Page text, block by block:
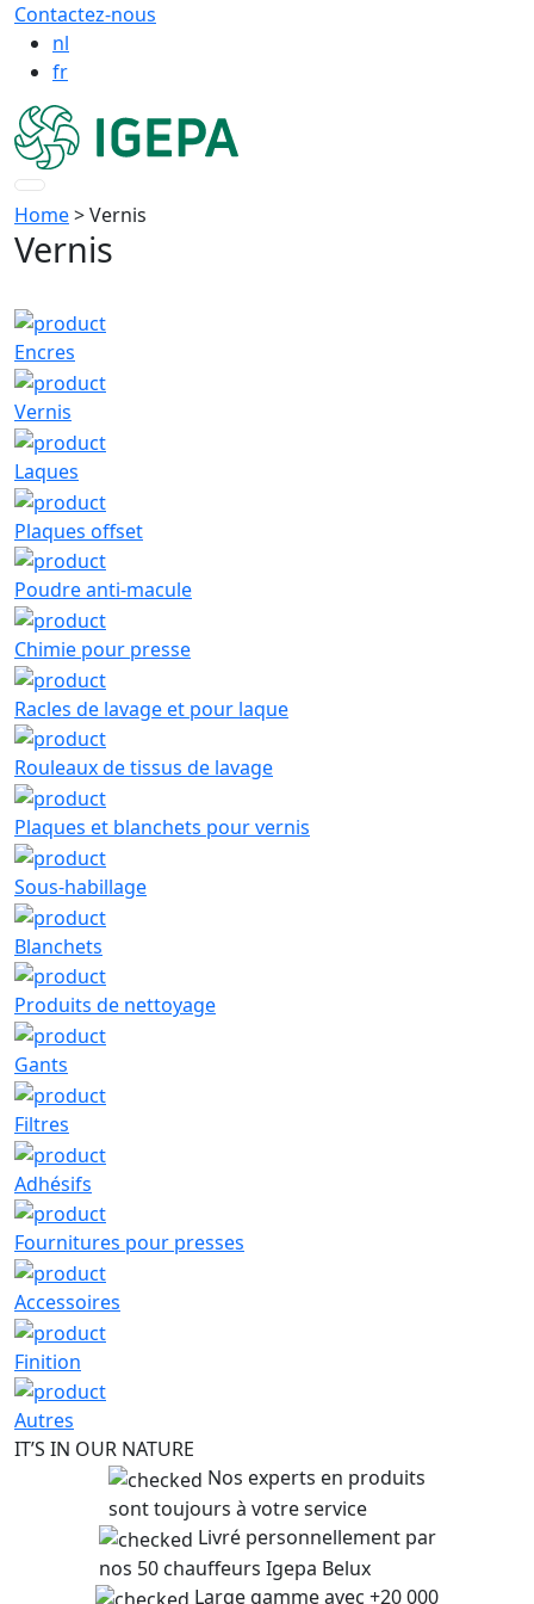
Contactez-nous
nl
fr
Home> Vernis
Vernis
Encres
Vernis
Laques
Plaques offset
Poudre anti-macule
Chimie pour presse
Racles de lavage et pour laque
Rouleaux de tissus de lavage
Plaques et blanchets pour vernis
Sous-habillage
Blanchets
Produits de nettoyage
Gants
Filtres
Adhésifs
Fournitures pour presses
Accessoires
Finition
Autres
IT’S IN OUR NATURE
Nos experts en produits
sont toujours à votre service
Livré personnellement par
nos 50 chauffeurs Igepa Belux
Large gamme avec +20 000